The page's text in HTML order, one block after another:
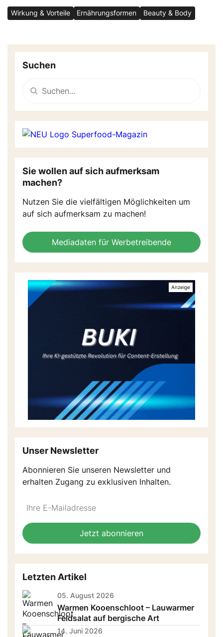
Wirkung & Vorteile Ernährungsformen Beauty & Body
Suchen
Sie wollen auf sich aufmerksam
machen?
Nutzen Sie die vielfältigen Möglichkeiten um
auf sich aufmerksam zu machen!
Mediadaten für Werbetreibende
Unser Newsletter
Abonnieren Sie unseren Newsletter und
erhalten Zugang zu exklusiven Inhalten.
Do
fill
this
*Ihre
Mailadresse:
Jetzt abonnieren
Letzten Artikel
05. August 2026
Warmen Kooenschloot – Lauwarmer
Feldsalat auf bergische Art
14. Juni 2026